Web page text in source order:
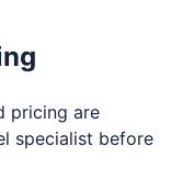
pricing are
specialist before